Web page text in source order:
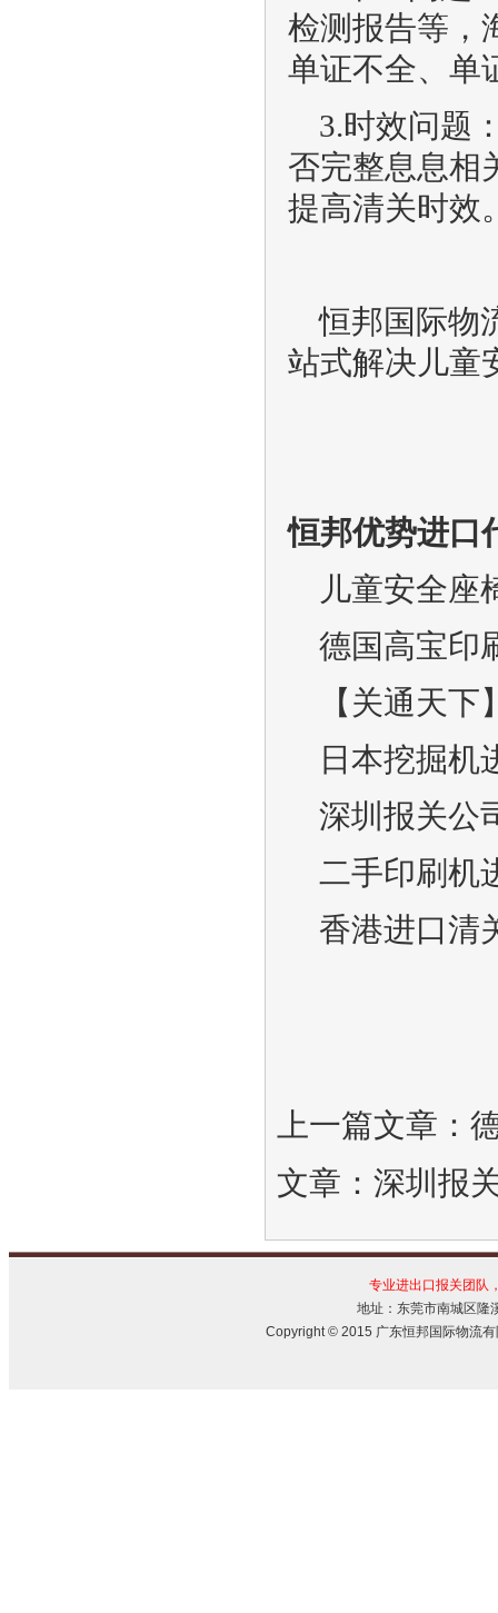
检测报告等，
单证不全、单
3.时效问题
否完整息息相
提高清关时效
恒邦国际物
站式解决儿童
恒邦优势进口
儿童安全座
德国高宝印
【关通天
日本挖掘机
深圳报关公
二手印刷机
香港进口清
上一篇文章：
文章： 深圳报
专业进出口报关团队
地址：东莞市南城区隆
Copyright © 2015 广东恒邦国际物流